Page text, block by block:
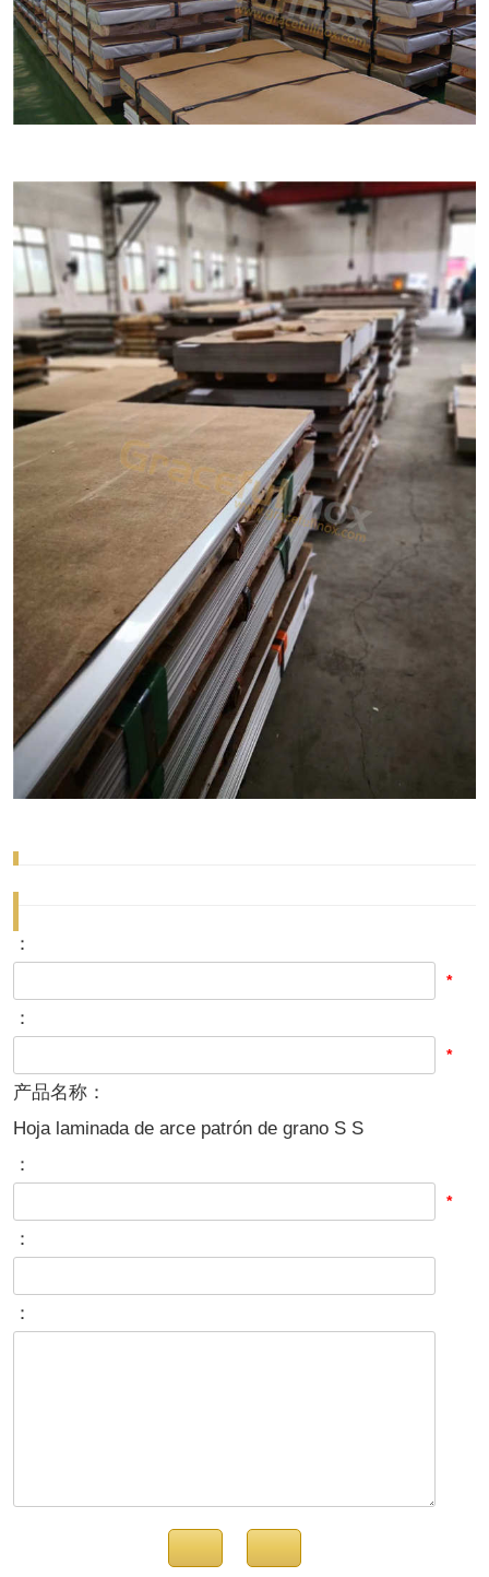
：
*
：
*
产品名称：
Hoja laminada de arce patrón de grano S S
：
*
：
：